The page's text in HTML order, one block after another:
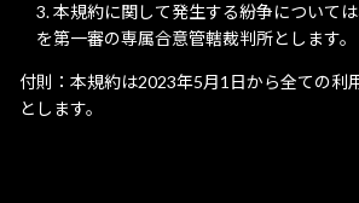
本規約に関して発生する紛争について
を第一審の専属合意管轄裁判所とします。
付則：本規約は2023年5月1日から全ての利
とします。